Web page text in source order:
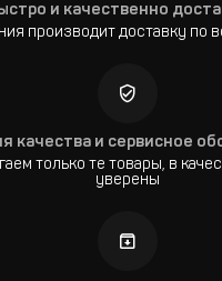
и качественно
производит доставку по
качества и сервисное
только те товары, в
уверены